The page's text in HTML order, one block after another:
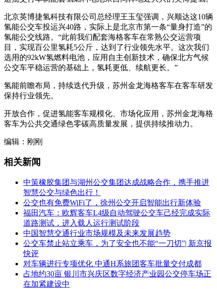
北京英博捷氢科技有限公司总经理王玉玺强调，兴顺达这10辆
氢能公交车投运兴40路，实际上是北京市第一条“量身打造”的
氢能公交线路。“此前我们配套海格客车在常熟公交运营项
目，实现百公里氢耗5公斤，达到了行业领先水平。这次我们
选用的92kW氢燃料电池，应用自主创新技术，确保北方气候
公交车平稳运营的基础上，氢耗更低、续航更长。”
氢能前瞻布局，持续迭代升级，苏州金龙海格客车在客车研发
保持行业领先。
开放合作，促进氢能客车规模化、市场化应用，苏州金龙海格
客车为公共交通绿色零碳高质量发展，提供持续推动力。
编辑：刚刚
相关新闻
中策橡胶集团与湖州公交集团达成战略合作，携手推进
智慧公交与绿色出行！
公交也有免费WiFi了，徐州公交开启智能出行新体验
福田汽车：欧辉客车L4级自动驾驶公交车己经完成实际
道路测试，进入载人运行测试阶段
中国智慧交通行业市场规模及未来发展趋势
公交车禁止站立乘车，为了安全也不能“一刀切”| 新京报
快评
对车辆进行专项优化 中通H系旅团客车批量交付成都
占地约30亩 银川市兴庆区数字经济产业园公交停车场正
在加紧建设中